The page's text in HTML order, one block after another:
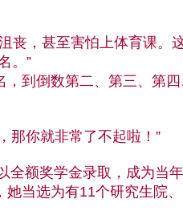
，甚至害怕上体育课。
。”
到倒数第二、第三、第
那你就非常了不起啦！”
额奖学金录取，成为当
当选为有11个研究生院